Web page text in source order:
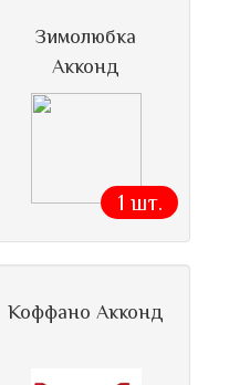
Зимолюбка
Акконд
1 шт.
Коффано Акконд